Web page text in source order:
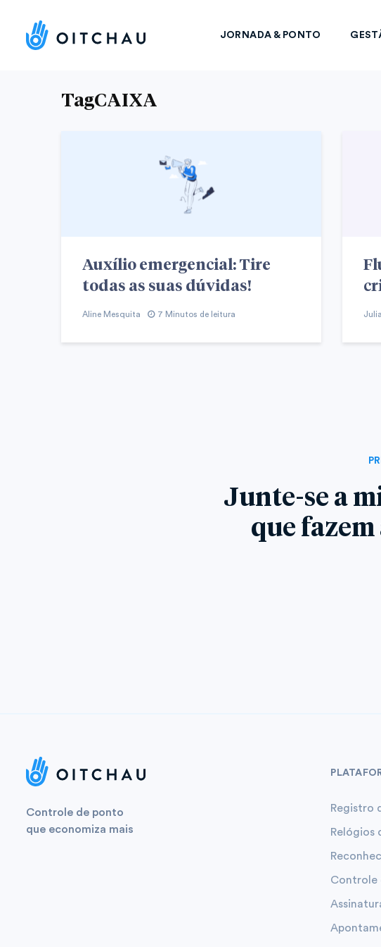
JORNADA & PONTO
TagCAIXA
Auxílio emergencial: Tire
todas as suas dúvidas!
Aline Mesquita 7 Minutos de leitura
Junte-se a
que fazem
Controle de ponto
que economiza mais
Registro
Relógios
Controle